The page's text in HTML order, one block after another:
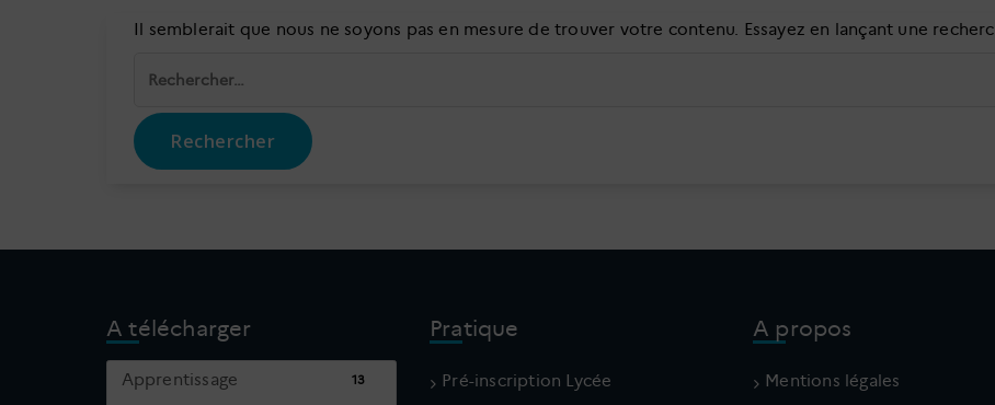
Il semblerait que nous ne soyons pas en mesure de trouver votre contenu. Essayez en lançant une
A télécharger
Apprentissage 13
Pratique
Pré-inscription Lycée
A propos
Mentions légales